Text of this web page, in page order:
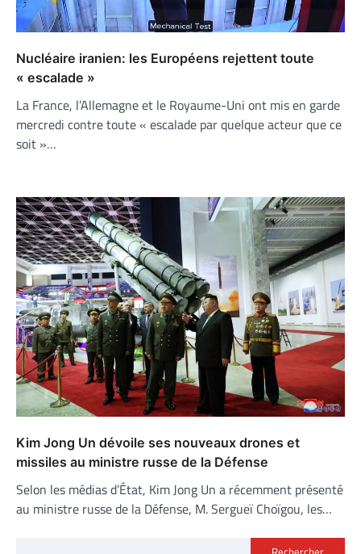
Nucléaire iranien: les Européens rejettent toute
« escalade »
La France, l’Allemagne et le Royaume-Uni ont mis en garde
mercredi contre toute « escalade par quelque acteur que ce
soit »…
Kim Jong Un dévoile ses nouveaux drones et
missiles au ministre russe de la Défense
Selon les médias d’État, Kim Jong Un a récemment présenté
au ministre russe de la Défense, M. Sergueï Choïgou, les…